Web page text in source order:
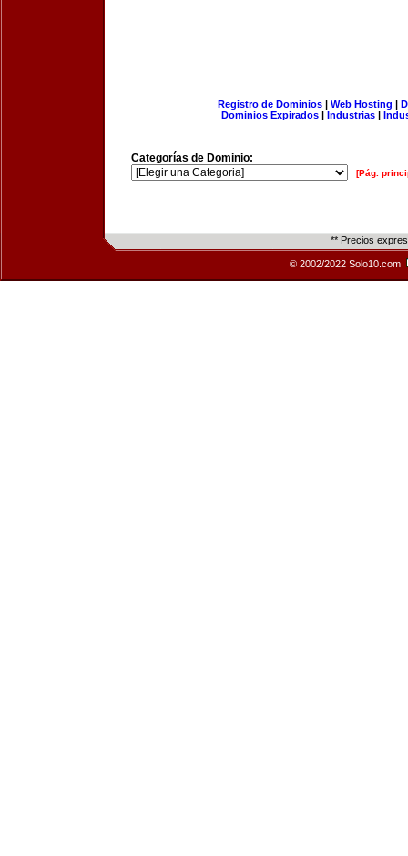
Registro de Dominios| Web Hosting |
Dominios Expirados | Industrias |
Categorías de Dominio:
[Pág.
** Precios
© 2002/2022 Solo10.com